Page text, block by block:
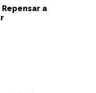
a